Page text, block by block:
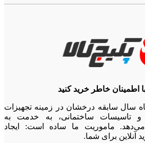
اطمینان خاطر خرید کنید
سال سابقه درخشان در زمینه تجهیزات
و تاسیسات ساختمانی، به خدمت به
ماموریت ما ساده است: ایجاد
آنلاین برای شما.